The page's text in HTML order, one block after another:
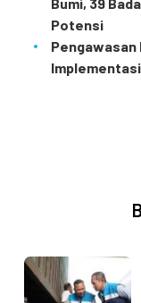
Potensi
Pengawasan
Implementasi